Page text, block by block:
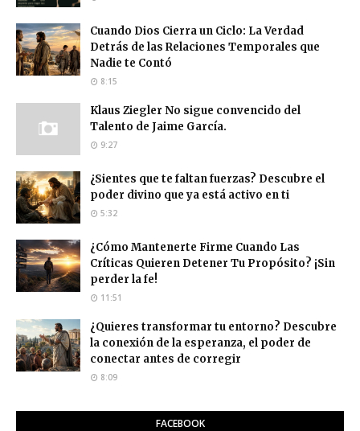
Cuando Dios Cierra un Ciclo: La Verdad
Detrás de las Relaciones Temporales que
Nadie te Contó
8:15
Klaus Ziegler No sigue convencido del
Talento de Jaime García.
9:27
¿Sientes que te faltan fuerzas? Descubre el
poder divino que ya está activo en ti
5:32
¿Cómo Mantenerte Firme Cuando Las
Críticas Quieren Detener Tu Propósito? ¡Sin
perder la fe!
11:51
¿Quieres transformar tu entorno? Descubre
la conexión de la esperanza, el poder de
conectar antes de corregir
8:09
FACEBOOK